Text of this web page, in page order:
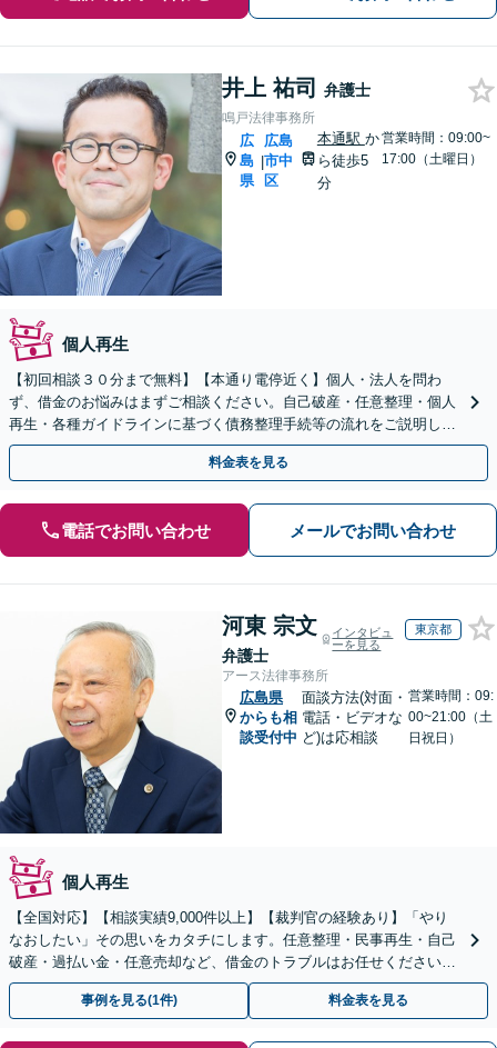
井上 祐司 弁護士
鳴戸法律事務所
広
島
県
|
広島
市中
区
本通駅 か
ら徒歩5
分
営業時間：09:00~
17:00（土曜日）
個人再生
【初回相談３０分まで無料】【本通り電停近く】個人・法人を問わ
ず、借金のお悩みはまずご相談ください。自己破産・任意整理・個人
再生・各種ガイドラインに基づく債務整理手続等の流れをご説明し、
より良い解決を目指します。
料金表を見る
電話でお問い合わせ メールでお問い合わせ
河東 宗文
弁護士
インタビュ
ーを見る
東京都
アース法律事務所
広島県
からも相
談受付中
面談方法(対面・
電話・ビデオな
ど)は応相談
営業時間：09:
00~21:00（土
日祝日）
個人再生
【全国対応】【相談実績9,000件以上】【裁判官の経験あり】「やり
なおしたい」その思いをカタチにします。任意整理・民事再生・自己
破産・過払い金・任意売却など、借金のトラブルはお任せください。
【初回相談無料】【全国対応可能】
事例を見る(1件) 料金表を見る